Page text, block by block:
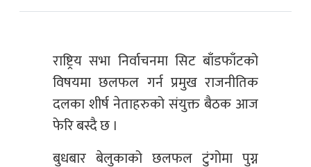
राष्ट्रिय सभा निर्वाचनमा सिट बाँडफाँटको
विषयमा छलफल गर्न प्रमुख राजनीतिक
दलका शीर्ष नेताहरुको संयुक्त बैठक आज
फेरि बस्दै छ ।
बुधबार बेलुकाको छलफल टुंगोमा पुग्न